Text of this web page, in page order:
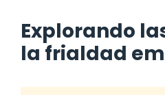
Explorando
la frialdad